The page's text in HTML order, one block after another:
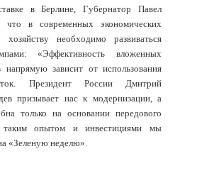
в Берлине, Губернатор Павел
что в современных экономических
хозяйству необходимо развиваться
«Эффективность вложенных
напрямую зависит от использования
Президент России Дмитрий
призывает нас к модернизации, а
только на основании передового
опытом и инвестициями мы
«Зеленую неделю».